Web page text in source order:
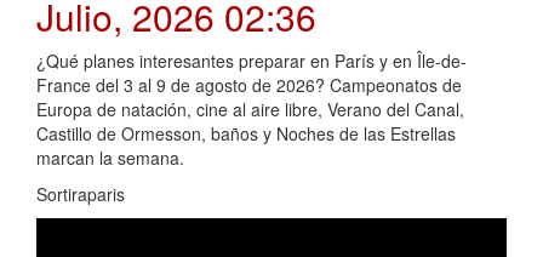
Julio, 2026 02:36
¿Qué planes interesantes preparar en París y en Île-de-
France del 3 al 9 de agosto de 2026? Campeonatos de
Europa de natación, cine al aire libre, Verano del Canal,
Castillo de Ormesson, baños y Noches de las Estrellas
marcan la semana.
Sortiraparis